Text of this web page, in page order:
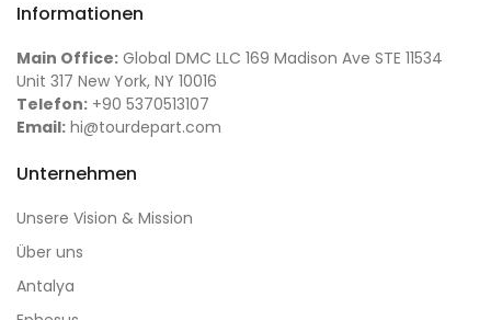
Informationen
Main Office: Global DMC LLC 169 Madison Ave STE 11534
Unit 317 New York, NY 10016
Telefon: +90 5370513107
Email: hi@tourdepart.com
Unternehmen
Unsere Vision & Mission
Über uns
Antalya